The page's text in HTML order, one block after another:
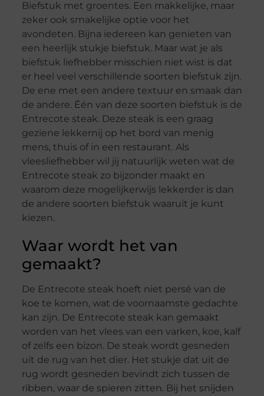
Biefstuk met groentes. Een makkelijke, maar
zeker ook smakelijke optie voor het
avondeten. Bijna iedereen kan genieten van
een heerlijk stukje biefstuk. Maar wat je als
biefstuk liefhebber misschien niet wist is dat
er heel veel verschillende soorten biefstuk zijn.
De ene met een andere textuur en smaak dan
de andere. Één van deze soorten biefstuk is de
Entrecote steak. Deze steak is een graag
geziene lekkernij op het bord van menig
mens, thuis of in een restaurant. Als
vleesliefhebber wil jij natuurlijk weten wat de
Entrecote steak zo bijzonder maakt en
waarom deze mogelijkerwijs lekkerder is dan
de andere soorten biefstuk waaruit je kunt
kiezen.
Waar wordt het van
gemaakt?
De Entrecote steak hoeft niet persé van de
koe te komen, wat de voornaamste gedachte
kan zijn. De Entrecote steak kan gemaakt
worden van het vlees van een varken, koe, kalf
of zelfs een bizon. De steak wordt gesneden
uit de rug van het dier. Het stukje dat uit de
rug wordt gesneden bevindt zich tussen de
ribben, waar de spieren zitten. Bij het snijden